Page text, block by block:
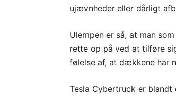
ujævnheder eller dårligt
Ulempen er så, at man
rette op på ved at tilføre
følelse af, at dækkene har
Tesla Cybertruck er